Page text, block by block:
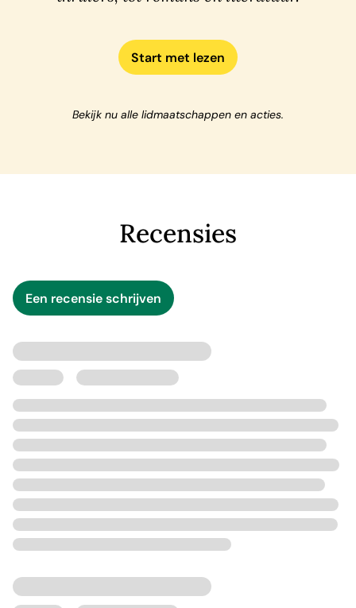
Start met lezen
Bekijk nu alle lidmaatschappen en acties.
Recensies
Een recensie schrijven